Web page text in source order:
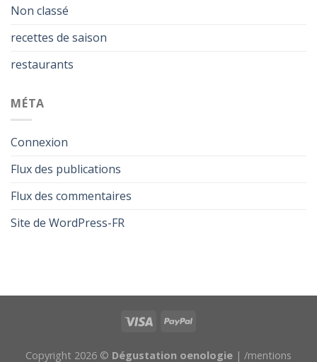
Non classé
recettes de saison
restaurants
MÉTA
Connexion
Flux des publications
Flux des commentaires
Site de WordPress-FR
Copyright 2026 © Dégustation oenologie | /mentions